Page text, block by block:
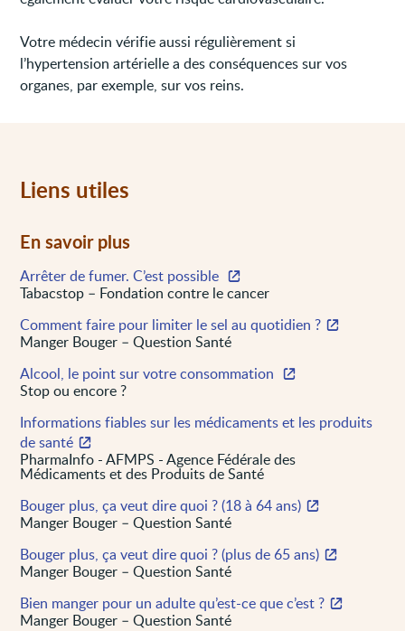
Votre médecin vérifie aussi régulièrement si
l’hypertension artérielle a des conséquences sur vos
organes, par exemple, sur vos reins.
Liens utiles
En savoir plus
Arrêter de fumer. C’est possible
Tabacstop – Fondation contre le cancer
Comment faire pour limiter le sel au quotidien ?
Manger Bouger – Question Santé
Alcool, le point sur votre consommation
Stop ou encore ?
Informations fiables sur les médicaments et les produits
de santé
PharmaInfo - AFMPS - Agence Fédérale des
Médicaments et des Produits de Santé
Bouger plus, ça veut dire quoi ? (18 à 64 ans)
Manger Bouger – Question Santé
Bouger plus, ça veut dire quoi ? (plus de 65 ans)
Manger Bouger – Question Santé
Bien manger pour un adulte qu’est-ce que c’est ?
Manger Bouger – Question Santé